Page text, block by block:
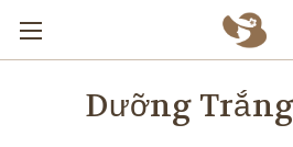
Skip to main
Dưỡng